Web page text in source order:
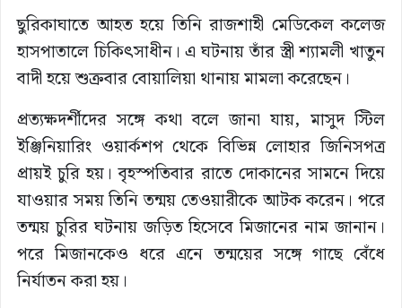
ছুরিকাঘাতে আহত হয়ে তিনি রাজশাহী মেডিকেল কলেজ
হাসপাতালে চিকিৎসাধীন। এ ঘটনায় তাঁর স্ত্রী শ্যামলী খাতুন
বাদী হয়ে শুক্রবার বোয়ালিয়া থানায় মামলা করেছেন।
প্রত্যক্ষদর্শীদের সঙ্গে কথা বলে জানা যায়, মাসুদ স্টিল
ইঞ্জিনিয়ারিং ওয়ার্কশপ থেকে বিভিন্ন লোহার জিনিসপত্র
প্রায়ই চুরি হয়। বৃহস্পতিবার রাতে দোকানের সামনে দিয়ে
যাওয়ার সময় তিনি তন্ময় তেওয়ারীকে আটক করেন। পরে
তন্ময় চুরির ঘটনায় জড়িত হিসেবে মিজানের নাম জানান।
পরে মিজানকেও ধরে এনে তন্ময়ের সঙ্গে গাছে বেঁধে
নির্যাতন করা হয়।